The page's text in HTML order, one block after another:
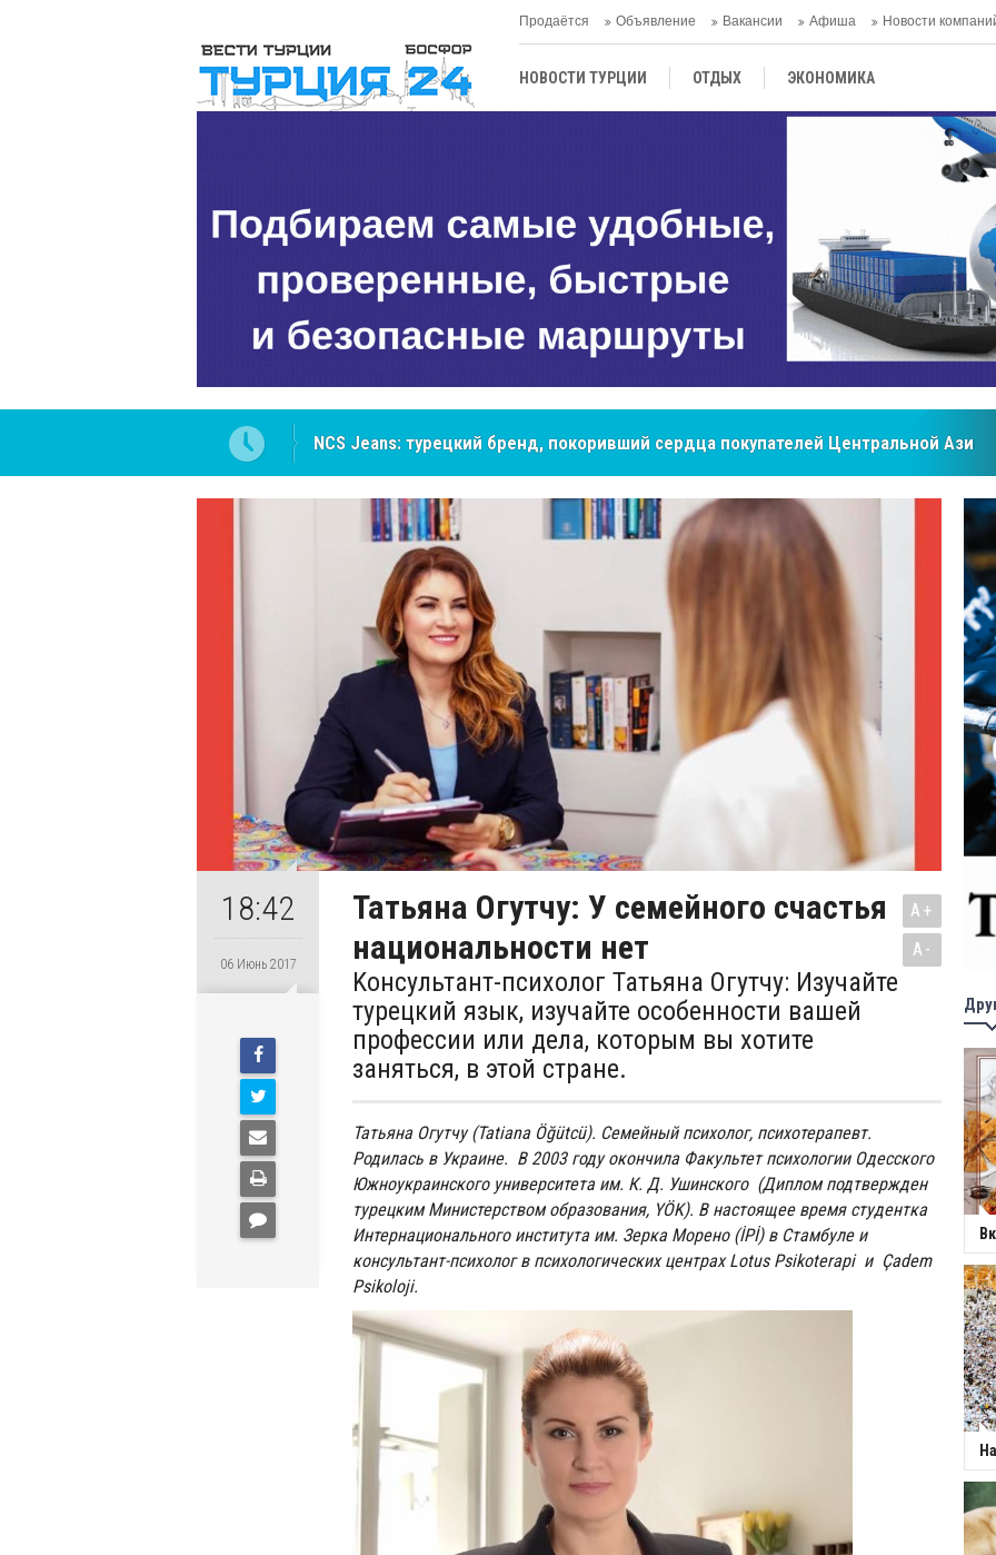
Продаётся Объявление Вакансии Афиша Новости
НОВОСТИ ТУРЦИИ ОТДЫХ ЭКОНОМИКА
ЦЕНТРАЛЬНАЯ АЗИЯ
Cottonhill покоряет мировые рынки
18:42
06 Июнь 2017
Татьяна Огутчу: У семейного счастья
национальности нет
Kонсультант-психолог Татьяна Огутчу: Изучайте
турецкий язык, изучайте особенности вашей
профессии или дела, которым вы хотите
заняться, в этой стране.
A+
A-
Татьяна Огутчу (Tatiana Öğütcü). Семейный психолог, психотерапевт.
Родилась в Украине. В 2003 году окончила Факультет психологии Одесского
Южноукраинского университета им. К. Д. Ушинского (Диплом подтвержден
турецким Министерством образования, YÖK). В настоящее время студентка
Интернационального института им. Зерка Морено (İPİ) в Стамбуле и
консультант-психолог в психологических центрах Lotus Psikoterapi и Çadem
Psikoloji.